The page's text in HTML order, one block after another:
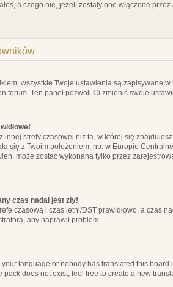
a czego nie, jeżeli zostały one włączone
wszystkie Twoje ustawienia są zapisywane
forum. Ten panel pozwoli Ci zmienić swoje
innej strefy czasowej niż ta, w której się
się z Twoim położeniem, np. w Europie
może zostać wykonana tylko przez
czas nadal jest zły!
czasową i czas letni/DST prawidłowo, a czas
aby naprawił problem.
language or nobody has translated this
does not exist, feel free to create a new